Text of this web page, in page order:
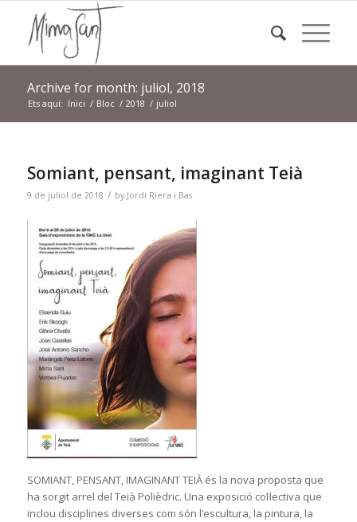
Archive for month: juliol, 2018
Ets aquí: Inici / Bloc / 2018 / juliol
Somiant, pensant, imaginant Teià
9 de juliol de 2018 / by Jordi Riera i Bas
SOMIANT, PENSANT, IMAGINANT TEIÀ és la nova proposta que
ha sorgit arrel del Teià Polièdric. Una exposició col·lectiva que
inclou disciplines diverses com són l’escultura, la pintura, la